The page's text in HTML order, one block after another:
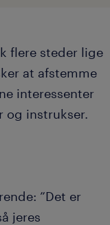
flere steder lige
at afstemme
interessenter
og instrukser.
”Det er
jeres